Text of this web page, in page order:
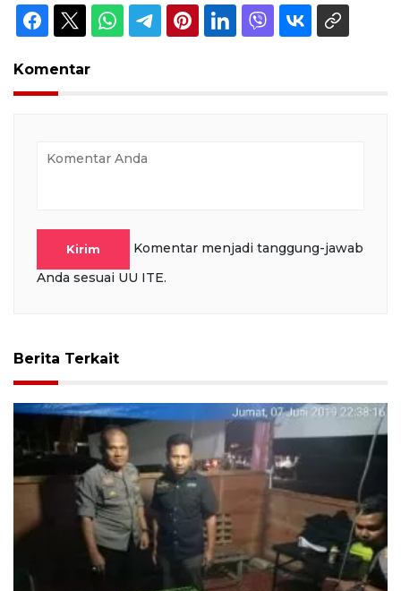
Komentar
Kirim
Komentar menjadi tanggung-jawab
Anda sesuai UU ITE.
Berita Terkait